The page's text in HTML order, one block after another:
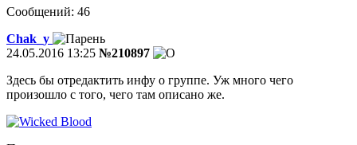
Сообщений: 46
Chak_y
24.05.2016 13:25 №210897
Здесь бы отредактить инфу о группе. Уж много чего
произошло с того, чего там описано же.